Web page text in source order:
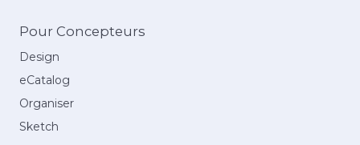
Pour Concepteurs
Design
eCatalog
Organiser
Sketch